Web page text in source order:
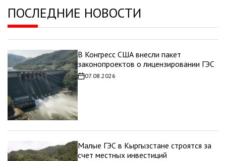
ПОСЛЕДНИЕ НОВОСТИ
В Конгресс США внесли пакет
законопроектов о лицензировании ГЭС
Дата
записи
07.08.2026
Малые ГЭС в Кыргызстане строятся за
счет местных инвестиций